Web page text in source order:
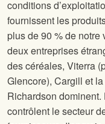
conditions
fournissent les
plus de 90 % de notre
deux entreprises
des céréales, Viterra
Glencore), Cargill et
Richardson
contrôlent le secteur